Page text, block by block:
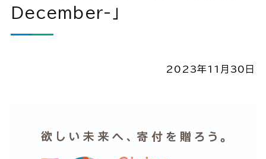
December-」
2023年11月30日